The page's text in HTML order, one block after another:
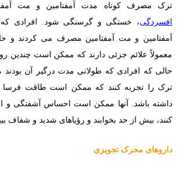
ترک مصرف کوتاه مدت آمفتامین و مت
افسردگی، خستگی و گرسنگی شود. افرادی
آمفتامین و مت آمفتامین مصرف می کردند و
معمولاً علائم جزئی دارند که ممکن است چندین
حالی که افرادی که طولانی مدت درگیر آن
ترک را تجربه کنند که ممکن است طاقت فرسا
داشته باشد. آنها ممکن است احساس آشفتگی و
کنند، بیش از حد بخوابند و رؤیاهای شدید و شفاف
داروهای محرک تجویزی